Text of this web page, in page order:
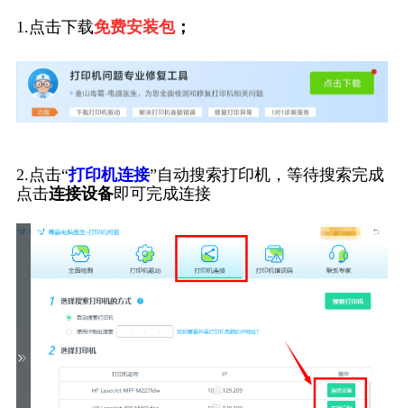
1.点击下载免费安装包；
2.点击“打印机连接”自动搜索打印机，等待搜索完成
点击连接设备即可完成连接